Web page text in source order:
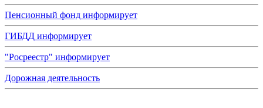
Пенсионный фонд информирует
ГИБДД информирует
"Росреестр" информирует
Дорожная деятельность